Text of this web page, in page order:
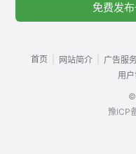
免费发
首页 网站简介 广告服
用
©
豫ICP